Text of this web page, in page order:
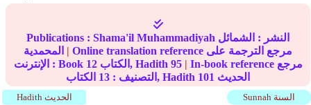
Publications : Shama'il Muhammadiyah النشر : الشمائل
المحمدية | Online translation reference مرجع الترجمة على
الإنترنت : Book 12 الكتاب, Hadith 95 | In-book reference مرجع
التصنيف : 13 الكتاب, Hadith 101 الحديث
Sunnah السنة Hadith الحديث